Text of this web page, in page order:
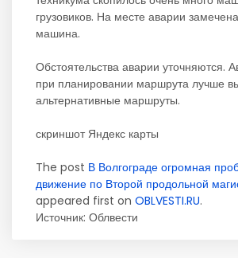
грузовиков. На месте аварии
машина.
Обстоятельства аварии уточняются.
при планировании маршрута лучше
альтернативные маршруты.
скриншот Яндекс карты
The post В Волгограде огромная
движение по Второй продольной
appeared first on OBLVESTI.RU.
Источник: Облвести